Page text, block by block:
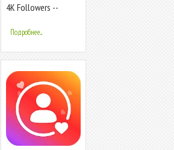
4K Followers --
Instagram
Подробнее...